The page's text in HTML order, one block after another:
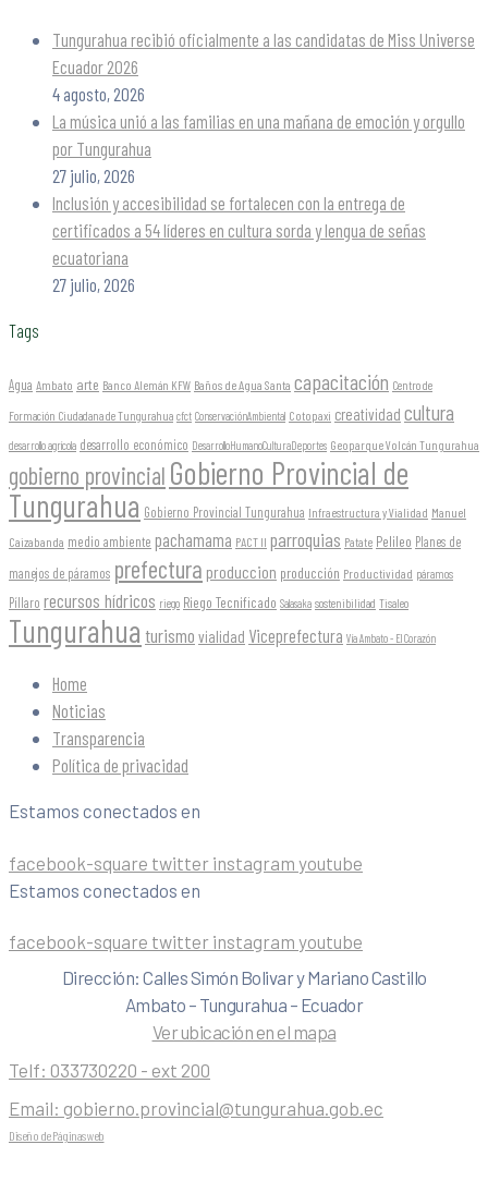
Tungurahua recibió oficialmente a las candidatas de Miss Universe
Ecuador 2026
4 agosto, 2026
La música unió a las familias en una mañana de emoción y orgullo
por Tungurahua
27 julio, 2026
Inclusión y accesibilidad se fortalecen con la entrega de
certificados a 54 líderes en cultura sorda y lengua de señas
ecuatoriana
27 julio, 2026
Tags
Agua Ambato arte Banco Alemán KFW Baños de Agua Santa capacitación Centro de
Formación Ciudadana de Tungurahua cfct ConservaciónAmbiental Cotopaxi creatividad cultura
desarrollo agrícola desarrollo económico DesarrolloHumanoCulturaDeportes Geoparque Volcán Tungurahua
gobierno provincial Gobierno Provincial de
Tungurahua Gobierno Provincial Tungurahua Infraestructura y Vialidad Manuel
Caizabanda medio ambiente pachamama PACT II parroquias Patate Pelileo Planes de
manejos de páramos prefectura produccion producción Productividad páramos
Píllaro recursos hídricos riego Riego Tecnificado Salasaka sostenibilidad Tisaleo
Tungurahua turismo vialidad Viceprefectura Vía Ambato - El Corazón
Home
Noticias
Transparencia
Política de privacidad
Estamos conectados en
facebook-square twitter instagram youtube
Estamos conectados en
facebook-square twitter instagram youtube
Dirección: Calles Simón Bolivar y Mariano Castillo
Ambato – Tungurahua – Ecuador
Ver ubicación en el mapa
Telf: 033730220 - ext 200
Email: gobierno.provincial@tungurahua.gob.ec
Diseño de Páginas web